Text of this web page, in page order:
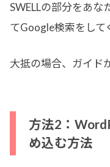
SWELLの部分をあな
てGoogle検索をして
大抵の場合、ガイド
方法2：
め込む方法